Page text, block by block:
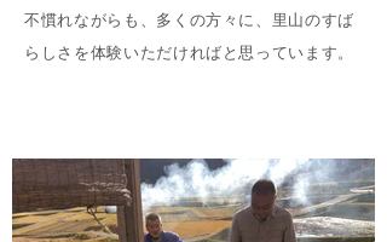
不慣れながらも、多くの方々に、里山のすば
らしさを体験いただければと思っています。